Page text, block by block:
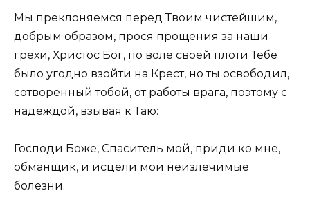
Мы преклоняемся перед Твоим чистейшим,
добрым образом, прося прощения за наши
грехи, Христос Бог, по воле своей плоти Тебе
было угодно взойти на Крест, но ты освободил,
сотворенный тобой, от работы врага, поэтому с
надеждой, взывая к Таю:
Господи Боже, Спаситель мой, приди ко мне,
обманщик, и исцели мои неизлечимые
болезни.